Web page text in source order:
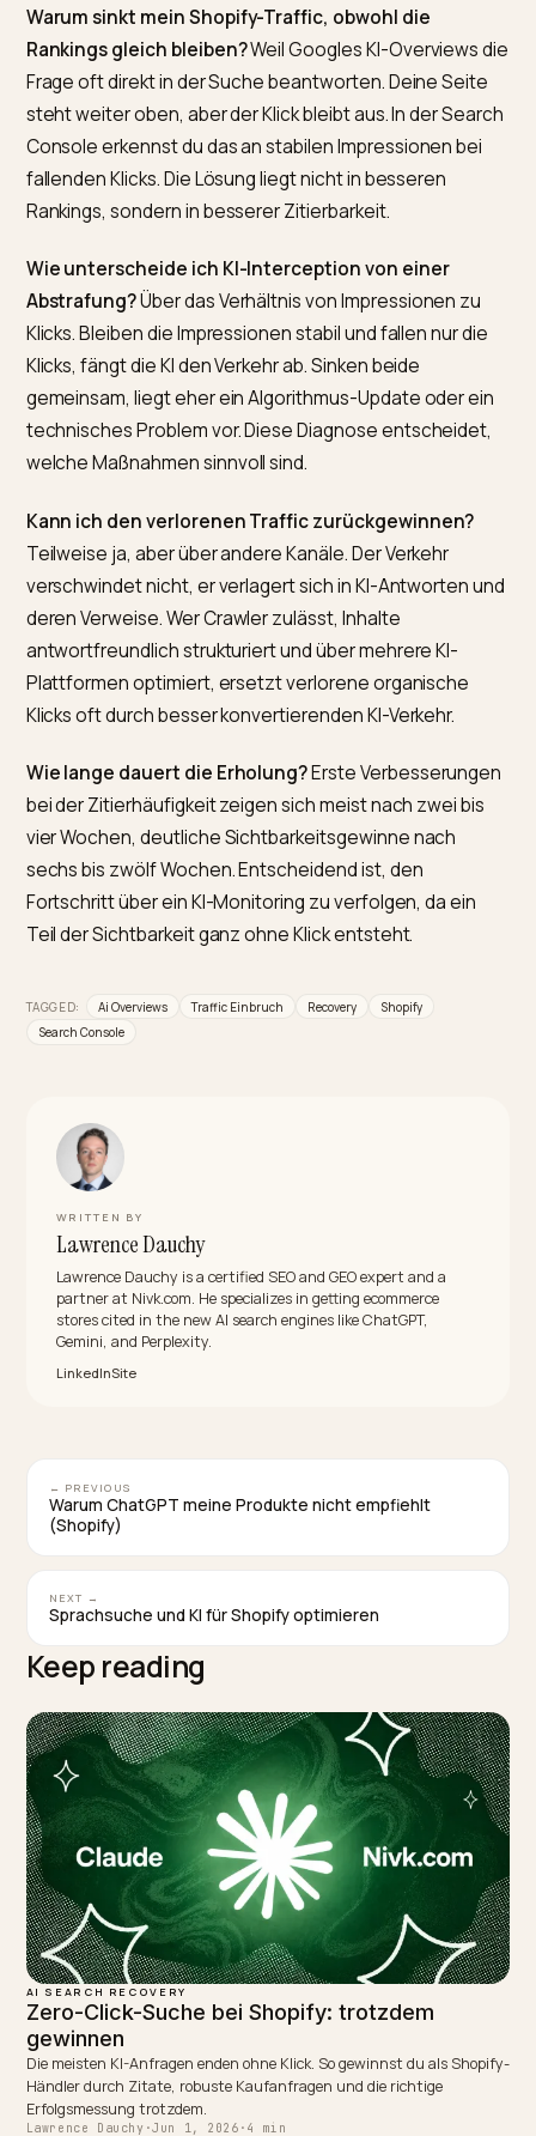
Nicht in Panik verfallen
Ein Einbruch fühlt sich bedrohlich an, ist aber selten
Ende. Die häufigste Fehlreaktion ist hektisches
ohne Diagnose: neue Keywords, mehr Texte,
Theme-Wechsel. Klüger ist der ruhige Dreischritt aus
sauberer Diagnose, gezielter Strukturarbeit und
Messung über mehrere Kanäle. Wer das diszipliniert
durchzieht, ersetzt verlorene organische Klicks durch
wertvolleren KI-Verkehr.
Google geht noch einen Schritt weiter, wieGoogle AI
Mode für Shopify und wie Sie sichtbar werden
Häufig gestellte Fragen (FAQ)
Warum sinkt mein Shopify-Traffic, obwohl die
Rankings gleich bleiben?Weil Googles KI-
Frage oft direkt in der Suche beantworten. Deine
steht weiter oben, aber der Klick bleibt aus. In der
Console erkennst du das an stabilen Impressionen bei
fallenden Klicks. Die Lösung liegt nicht in besseren
Rankings, sondern in besserer Zitierbarkeit.
Wie unterscheide ich KI-Interception von einer
Abstrafung?Über das Verhältnis von Impressionen zu
Klicks, fängt die KI den Verkehr ab. Sinken beide
gemeinsam, liegt eher ein Algorithmus-Update oder
Kann ich den verlorenen Traffic zurückgewinnen?
Teilweise ja, aber über andere Kanäle. Der Verkehr
verschwindet nicht, er verlagert sich in KI-Antworten
deren Verweise. Wer Crawler zulässt, Inhalte
antwortfreundlich strukturiert und über mehrere KI-
Plattformen optimiert, ersetzt verlorene organische
bei der Zitierhäufigkeit zeigen sich meist nach zwei
vier Wochen, deutliche Sichtbarkeitsgewinne nach
Fortschritt über ein KI-Monitoring zu verfolgen, da ein
TAGGED: Ai Overviews Traffic Einbruch Recovery
Shopify
Search Console
WRITTEN BY
Lawrence Dauchy
Lawrence Dauchy is a certified SEO and GEO expert and a
partner at Nivk.com. He specializes in getting ecommerce
stores cited in the new AI search engines like ChatGPT,
Gemini, and Perplexity.
LinkedInSite